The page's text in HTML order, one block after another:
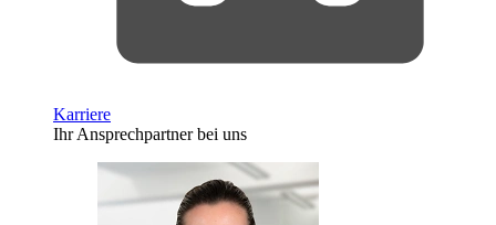
Karriere
Ihr Ansprechpartner bei uns